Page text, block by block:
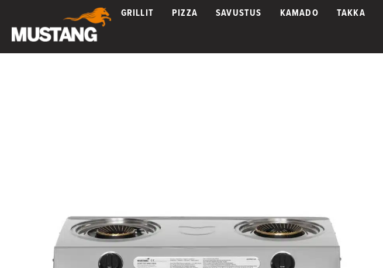
GRILLIT PIZZA SAVUSTUS KAMADO TAKKA